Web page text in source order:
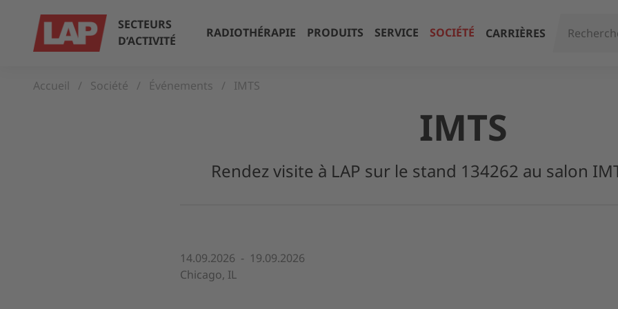
SECTEURS
D’ACTIVITÉ
RADIOTHÉRAPIE PRODUITS SERVICE SOCIÉTÉ CARRIÈRES
Accueil Société Événements IMTS
IMTS
Rendez visite à LAP sur le stand 134262 au salon
14.09.2026 - 19.09.2026
Chicago, IL